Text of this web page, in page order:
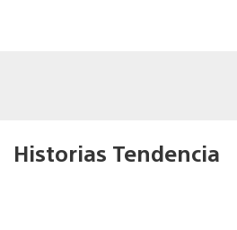
Historias Tendencia